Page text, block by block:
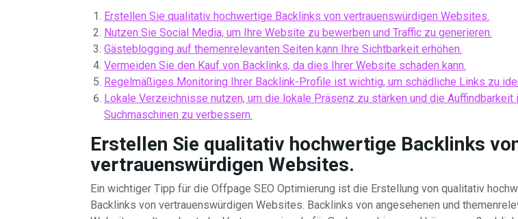
Erstellen Sie qualitativ hochwertige Backlinks von vertrauenswürdigen Websites.
Nutzen Sie Social Media, um Ihre Website zu bewerben und Traffic zu generieren.
Gästeblogging auf themenrelevanten Seiten kann Ihre Sichtbarkeit erhöhen.
Vermeiden Sie den Kauf von Backlinks, da dies Ihrer Website schaden kann.
Regelmäßiges Monitoring Ihrer Backlink-Profile ist wichtig, um schädliche Links zu
Lokale Verzeichnisse nutzen, um die lokale Präsenz zu stärken und die Auffindbarkeit
Suchmaschinen zu verbessern.
Erstellen Sie qualitativ hochwertige Backlinks
vertrauenswürdigen Websites.
Ein wichtiger Tipp für die Offpage SEO Optimierung ist die Erstellung von qualitativ
Backlinks von vertrauenswürdigen Websites. Backlinks von angesehenen und